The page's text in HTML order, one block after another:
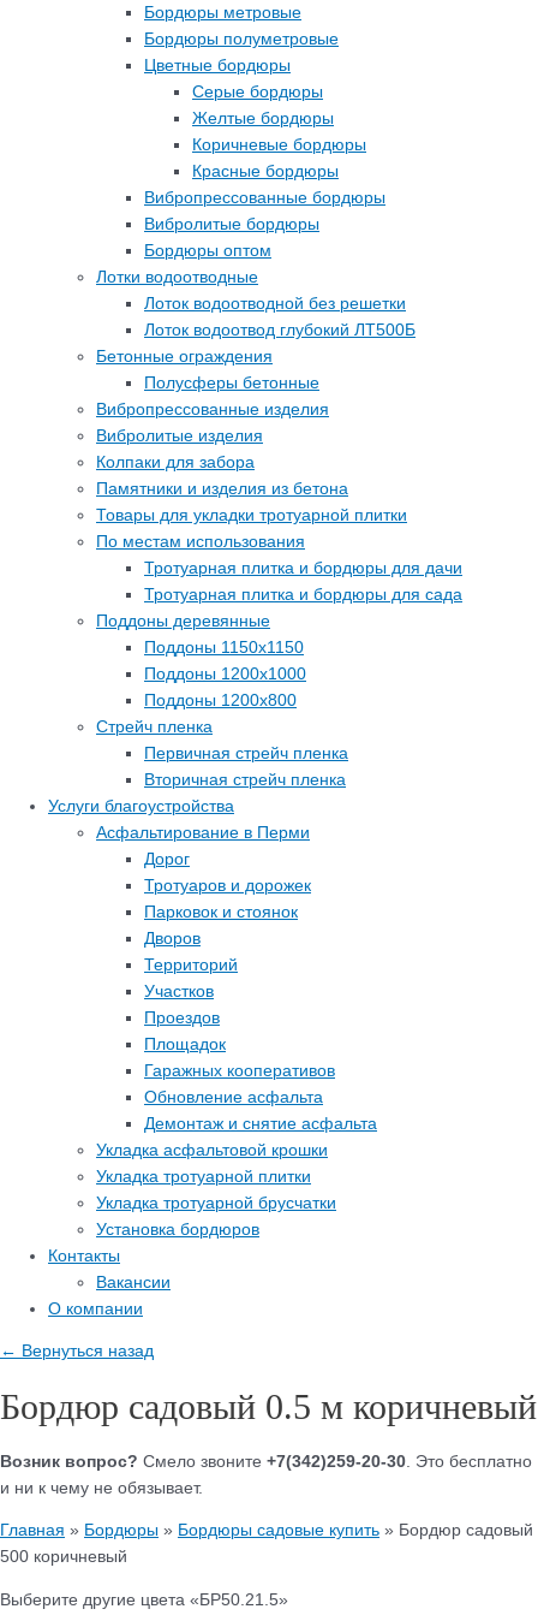
Бордюры метровые
Бордюры полуметровые
Цветные бордюры
Серые бордюры
Желтые бордюры
Коричневые бордюры
Красные бордюры
Вибропрессованные бордюры
Вибролитые бордюры
Бордюры оптом
Лотки водоотводные
Лоток водоотводной без решетки
Лоток водоотвод глубокий ЛТ500Б
Бетонные ограждения
Полусферы бетонные
Вибропрессованные изделия
Вибролитые изделия
Колпаки для забора
Памятники и изделия из бетона
Товары для укладки тротуарной плитки
По местам использования
Тротуарная плитка и бордюры для дачи
Тротуарная плитка и бордюры для сада
Поддоны деревянные
Поддоны 1150х1150
Поддоны 1200х1000
Поддоны 1200х800
Стрейч пленка
Первичная стрейч пленка
Вторичная стрейч пленка
Услуги благоустройства
Асфальтирование в Перми
Дорог
Тротуаров и дорожек
Парковок и стоянок
Дворов
Территорий
Участков
Проездов
Площадок
Гаражных кооперативов
Обновление асфальта
Демонтаж и снятие асфальта
Укладка асфальтовой крошки
Укладка тротуарной плитки
Укладка тротуарной брусчатки
Установка бордюров
Контакты
Вакансии
О компании
← Вернуться назад
Бордюр садовый 0.5 м коричневый
Возник вопрос? Смело звоните +7(342)259-20-30 . Это бесплатно
и ни к чему не обязывает.
Главная » Бордюры » Бордюры садовые купить » Бордюр садовый
500 коричневый
Выберите другие цвета «БР50.21.5»